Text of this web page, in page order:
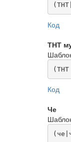
Код
ТНТ
Код
Че